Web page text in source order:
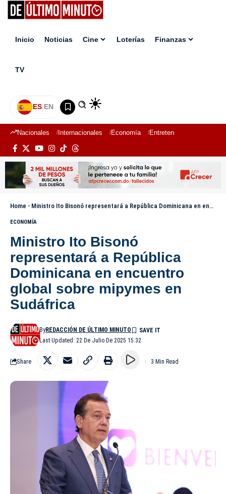
Inicio Noticias Cine Loterías Finanzas
TV
ES|EN
Nacionales Internacionales Economía Entretenimiento
Home - Ministro Ito Bisonó representará a República Dominicana en encuentro global sobre mipymes en Sudáfrica
ECONOMÍA
Ministro Ito Bisonó
representará a República
Dominicana en encuentro
global sobre mipymes en
Sudáfrica
Last Updated: 22 De Julio De 2025 15:32
ByREDACCIÓN DE ÚLTIMO MINUTO
Share 3 Min Read